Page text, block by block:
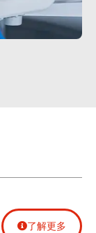
了解更多